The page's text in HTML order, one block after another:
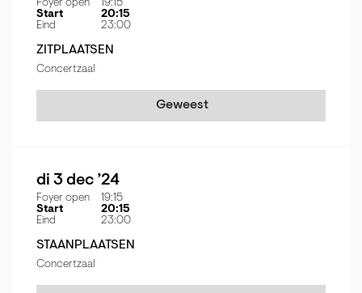
Foyer open
19:15
Start
20:15
Eind
23:00
ZITPLAATSEN
Concertzaal
Geweest
di 3 dec ’24
Foyer open
19:15
Start
20:15
Eind
23:00
STAANPLAATSEN
Concertzaal